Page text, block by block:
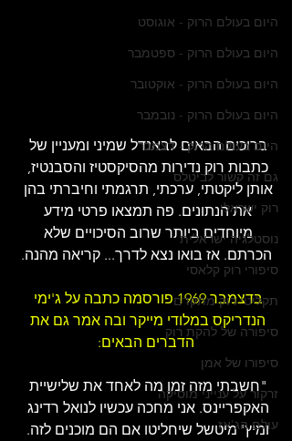
היום בעולם הרוק - אוגוסט
היום בעולם הרוק - ספטמבר
היום בעולם הרוק - אוקטובר
היום בעולם הרוק - נובמבר
היום בעולם הרוק - דצמבר
גם זה קשור לביטלס
רוק ישראלי
נוסטלגיה ישראלית
סיפורי רוק קלאסי
תקליטי רוק מתקדם
סיפורה של להקת רוק
סיפורו של אמן
זרקור על ענייני מוסיקה
עולם הג'אז
ברוכים הבאים לבאנדל שמיני ומעניין של
כתבות רוק נדירות מהסיקסטיז והסבנטיז,
אותן ליקטתי, ערכתי, תרגמתי וחיברתי בהן
את הנתונים. פה תמצאו פרטי מידע
מיוחדים ביותר שרוב הסיכויים שלא
הכרתם. אז בואו נצא לדרך... קריאה מהנה.
בדצמבר 1969 פורסמה כתבה על ג'ימי
הנדריקס במלודי מייקר ובה אמר גם את
הדברים הבאים:
"חשבתי מזה זמן מה לאחד את שלישיית
האקפריינס. אני מחכה עכשיו לנואל רדינג
ומיץ' מיטשל שיחליטו אם הם מוכנים לזה.